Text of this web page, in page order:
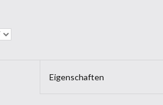
Eigenschaften